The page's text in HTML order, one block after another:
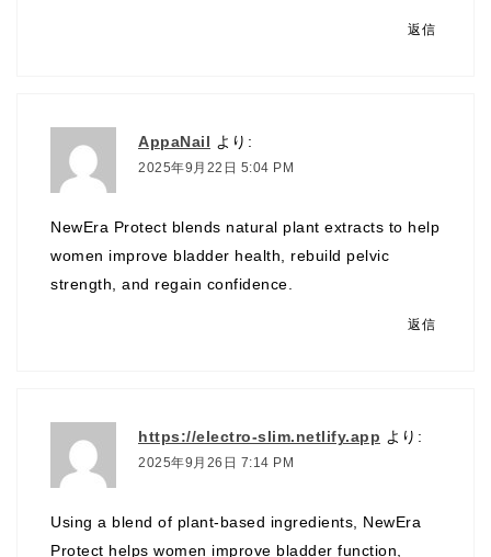
返信
AppaNail より:
2025年9月22日 5:04 PM
NewEra Protect blends natural plant extracts to help
women improve bladder health, rebuild pelvic
strength, and regain confidence.
返信
https://electro-slim.netlify.app より:
2025年9月26日 7:14 PM
Using a blend of plant-based ingredients, NewEra
Protect helps women improve bladder function,